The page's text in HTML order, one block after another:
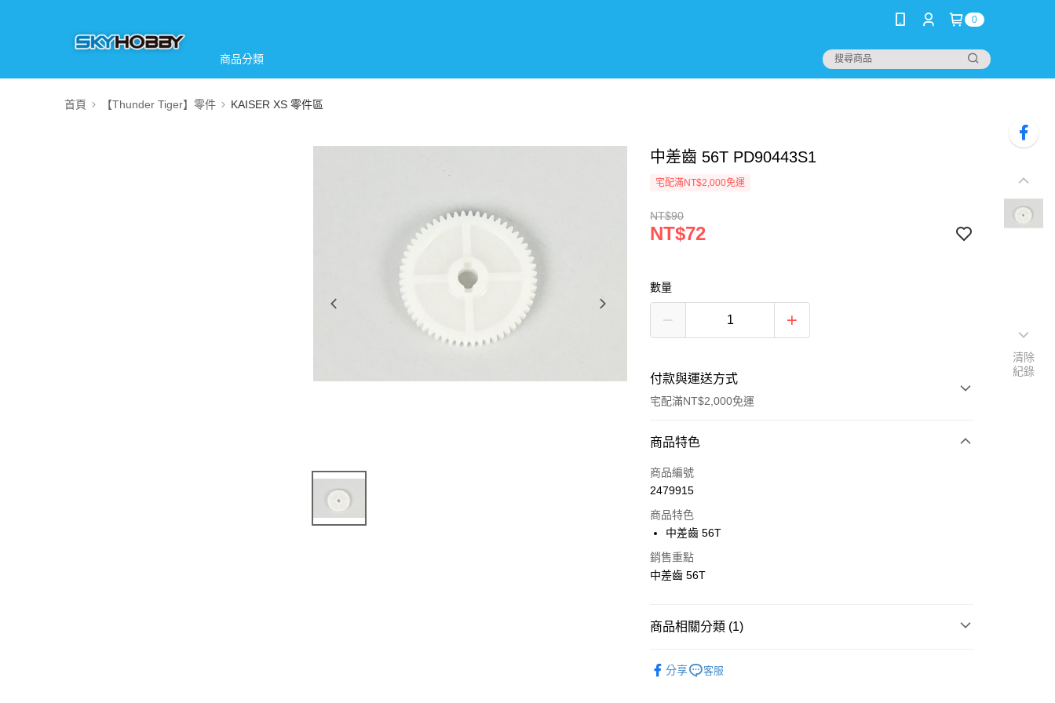
0
商品分類
首頁 【Thunder Tiger】零件 KAISER XS 零件區
中差齒 56T PD90443S1
宅配滿NT$2,000免運
NT$90
NT$72
數量
付款與運送方式
宅配滿NT$2,000免運
付款方式
信用卡一次付款
Apple Pay
街口支付
運送方式
商品特色
商品編號
2479915
商品特色
中差齒 56T
銷售重點
中差齒 56T
商品相關分類 (1)
分享
客服
清除
紀錄